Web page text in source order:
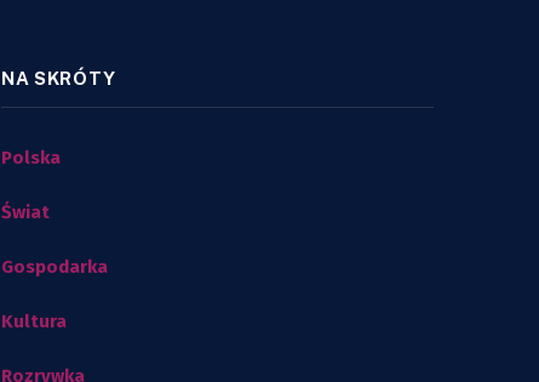
NA SKRÓTY
Polska
Świat
Gospodarka
Kultura
Rozrywka